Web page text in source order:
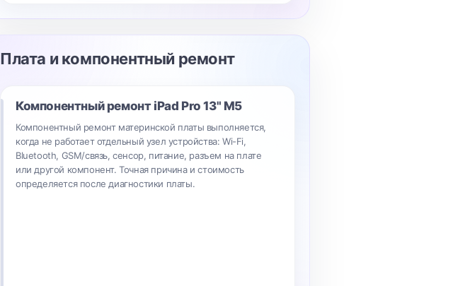
Плата и компонентный ремонт
Компонентный ремонт iPad Pro 13" M5
Компонентный ремонт материнской платы выполняется,
когда не работает отдельный узел устройства: Wi-Fi,
Bluetooth, GSM/связь, сенсор, питание, разъем на плате
или другой компонент. Точная причина и стоимость
определяется после диагностики платы.